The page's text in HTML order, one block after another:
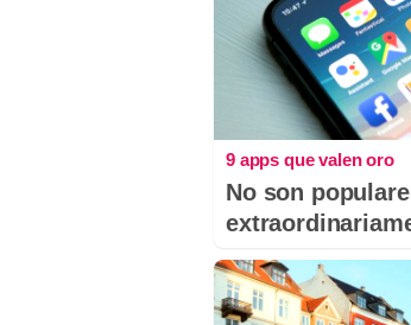
9 apps que valen oro
No son